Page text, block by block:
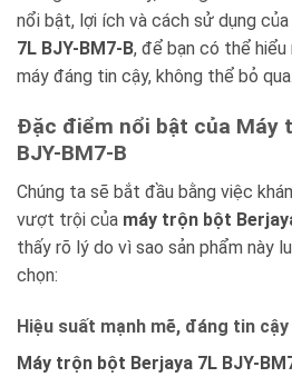
nổi bật, lợi ích và cách sử dụng của
7L BJY-BM7-B, để bạn có thể
máy đáng tin cậy, không thể bỏ qua.
Đặc điểm nổi bật của Máy
BJY-BM7-B
Chúng ta sẽ bắt đầu bằng việc
vượt trội của máy trộn bột
thấy rõ lý do vì sao sản phẩm này
chọn:
Hiệu suất mạnh mẽ, đáng tin cậy
Máy trộn bột Berjaya 7L BJY-